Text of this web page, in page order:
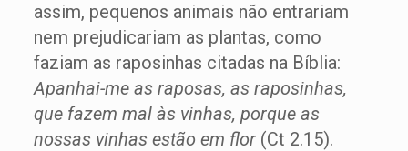
assim, pequenos animais não entrariam
nem prejudicariam as plantas, como
faziam as raposinhas citadas na Bíblia:
Apanhai-me as raposas, as raposinhas,
que fazem mal às vinhas, porque as
nossas vinhas estão em flor (Ct 2.15).